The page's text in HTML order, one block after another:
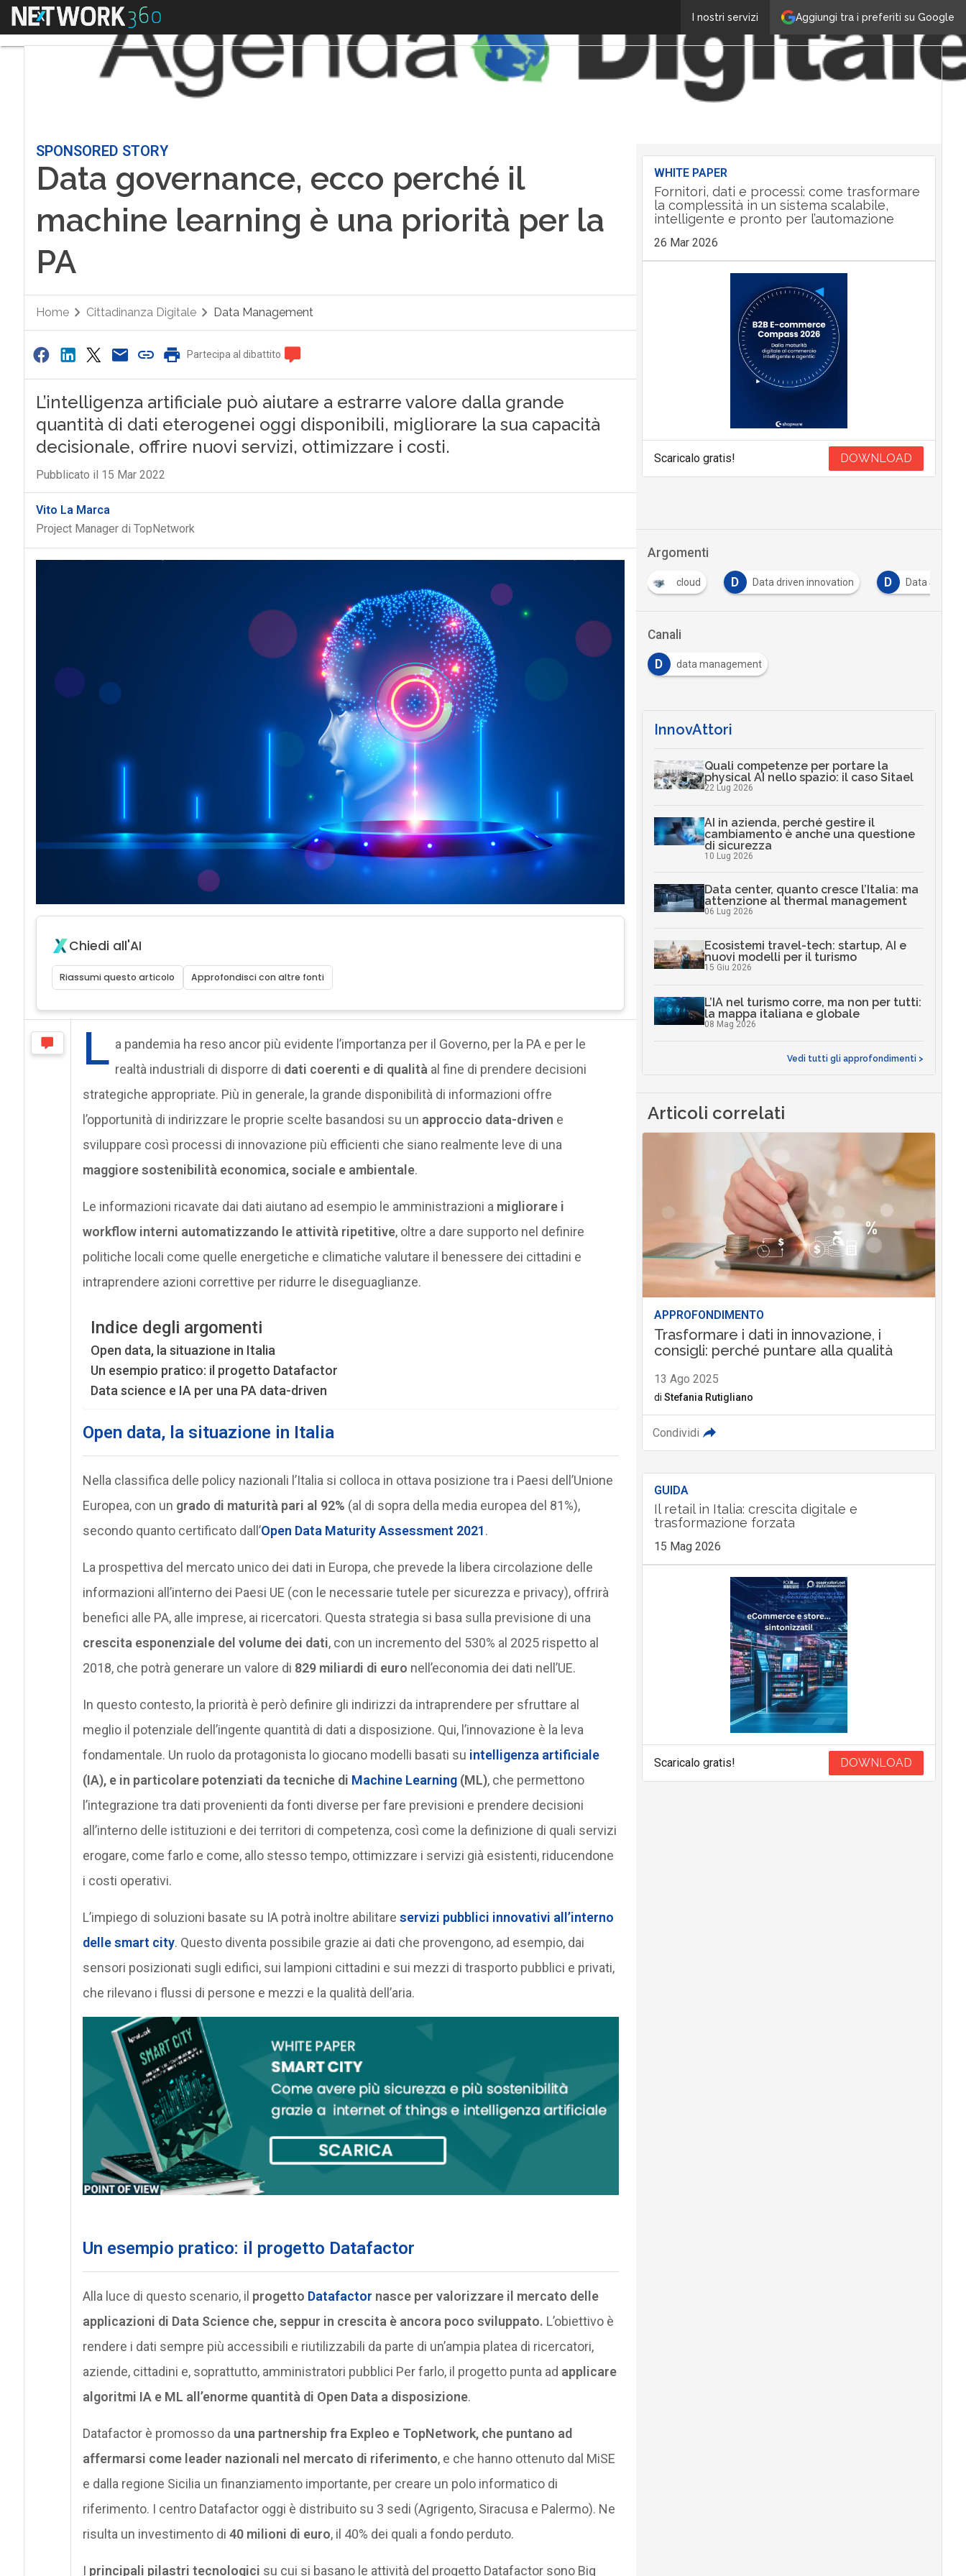
Aggiungi tra i preferiti su Google
I nostri servizi
Menu
SPONSORED STORY
Data governance, ecco perché il
machine learning è una priorità per la
PA
Home Cittadinanza Digitale Data Management
Partecipa al dibattito
L’intelligenza artificiale può aiutare a estrarre valore dalla grande
quantità di dati eterogenei oggi disponibili, migliorare la sua capacità
decisionale, offrire nuovi servizi, ottimizzare i costi.
Pubblicato il 15 Mar 2022
Vito La Marca
Project Manager di TopNetwork
Chiedi all'AI
Riassumi questo articolo Approfondisci con altre fonti
L a pandemia ha reso ancor più evidente l’importanza per il Governo, per la PA e per le
realtà industriali di disporre di dati coerenti e di qualità al fine di prendere decisioni
strategiche appropriate. Più in generale, la grande disponibilità di informazioni offre
l’opportunità di indirizzare le proprie scelte basandosi su un approccio data-driven e
sviluppare così processi di innovazione più efficienti che siano realmente leve di una
maggiore sostenibilità economica, sociale e ambientale.
Le informazioni ricavate dai dati aiutano ad esempio le amministrazioni a migliorare i
workflow interni automatizzando le attività ripetitive, oltre a dare supporto nel definire
politiche locali come quelle energetiche e climatiche valutare il benessere dei cittadini e
intraprendere azioni correttive per ridurre le diseguaglianze.
Indice degli argomenti
Open data, la situazione in Italia
Un esempio pratico: il progetto Datafactor
Data science e IA per una PA data-driven
Open data, la situazione in Italia
Nella classifica delle policy nazionali l’Italia si colloca in ottava posizione tra i Paesi dell’Unione
Europea, con un grado di maturità pari al 92% (al di sopra della media europea del 81%),
secondo quanto certificato dall’Open Data Maturity Assessment 2021.
La prospettiva del mercato unico dei dati in Europa, che prevede la libera circolazione delle
informazioni all’interno dei Paesi UE (con le necessarie tutele per sicurezza e privacy), offrirà
benefici alle PA, alle imprese, ai ricercatori. Questa strategia si basa sulla previsione di una
crescita esponenziale del volume dei dati, con un incremento del 530% al 2025 rispetto al
2018, che potrà generare un valore di 829 miliardi di euro nell’economia dei dati nell’UE.
In questo contesto, la priorità è però definire gli indirizzi da intraprendere per sfruttare al
meglio il potenziale dell’ingente quantità di dati a disposizione. Qui, l’innovazione è la leva
fondamentale. Un ruolo da protagonista lo giocano modelli basati su intelligenza artificiale
(IA), e in particolare potenziati da tecniche di Machine Learning(ML), che permettono
l’integrazione tra dati provenienti da fonti diverse per fare previsioni e prendere decisioni
all’interno delle istituzioni e dei territori di competenza, così come la definizione di quali servizi
erogare, come farlo e come, allo stesso tempo, ottimizzare i servizi già esistenti, riducendone
i costi operativi.
L’impiego di soluzioni basate su IA potrà inoltre abilitare servizi pubblici innovativi all’interno
delle smart city. Questo diventa possibile grazie ai dati che provengono, ad esempio, dai
sensori posizionati sugli edifici, sui lampioni cittadini e sui mezzi di trasporto pubblici e privati,
che rilevano i flussi di persone e mezzi e la qualità dell’aria.
Un esempio pratico: il progetto Datafactor
Alla luce di questo scenario, il progetto Datafactor nasce per valorizzare il mercato delle
applicazioni di Data Science che, seppur in crescita è ancora poco sviluppato. L’obiettivo è
rendere i dati sempre più accessibili e riutilizzabili da parte di un’ampia platea di ricercatori,
aziende, cittadini e, soprattutto, amministratori pubblici Per farlo, il progetto punta ad applicare
algoritmi IA e ML all’enorme quantità di Open Data a disposizione.
Datafactor è promosso da una partnership fra Expleo e TopNetwork, che puntano ad
affermarsi come leader nazionali nel mercato di riferimento, e che hanno ottenuto dal MiSE
e dalla regione Sicilia un finanziamento importante, per creare un polo informatico di
riferimento. I centro Datafactor oggi è distribuito su 3 sedi (Agrigento, Siracusa e Palermo). Ne
risulta un investimento di 40 milioni di euro, il 40% dei quali a fondo perduto.
I principali pilastri tecnologici su cui si basano le attività del progetto Datafactor sono Big
WHITE PAPER
Fornitori, dati e processi: come trasformare
la complessità in un sistema scalabile,
intelligente e pronto per l’automazione
26 Mar 2026
Scaricalo gratis! DOWNLOAD
Argomenti
cloud D Data driven innovation D Data Science
Canali
D data management
InnovAttori
Quali competenze per portare la
physical AI nello spazio: il caso Sitael
22 Lug 2026
AI in azienda, perché gestire il
cambiamento è anche una questione
di sicurezza
10 Lug 2026
Data center, quanto cresce l’Italia: ma
attenzione al thermal management
06 Lug 2026
Ecosistemi travel-tech: startup, AI e
nuovi modelli per il turismo
15 Giu 2026
L’IA nel turismo corre, ma non per tutti:
la mappa italiana e globale
08 Mag 2026
Vedi tutti gli approfondimenti >
Articoli correlati
APPROFONDIMENTO
Trasformare i dati in innovazione, i
consigli: perché puntare alla qualità
13 Ago 2025
di Stefania Rutigliano
Condividi
GUIDA
Il retail in Italia: crescita digitale e
trasformazione forzata
15 Mag 2026
Scaricalo gratis! DOWNLOAD